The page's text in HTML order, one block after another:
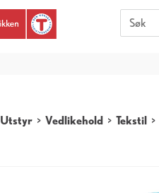
Utstyr > Vedlikehold > Tekstil >